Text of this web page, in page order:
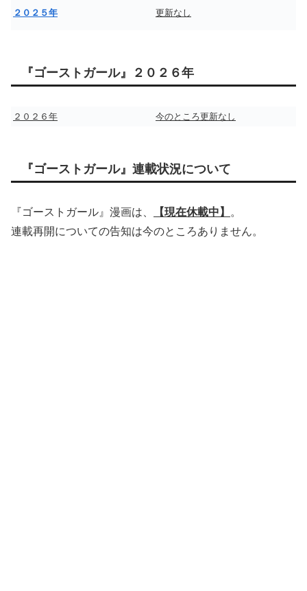
２０２５年 更新なし
『ゴーストガール』２０２６年
２０２６年 今のところ更新なし
『ゴーストガール』連載状況について
『ゴーストガール』漫画は、 【現在休載中】
。
連載再開についての告知は今のところありません。